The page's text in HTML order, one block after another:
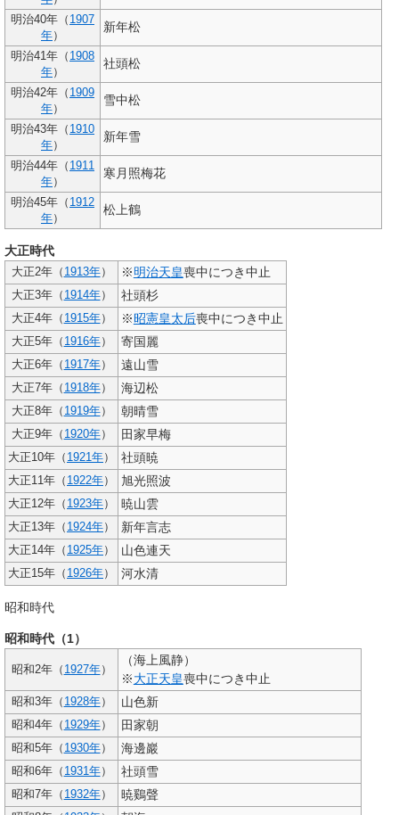
明治40年（ 1907
年）
新年松
明治41年（ 1908
年）
社頭松
明治42年（ 1909
年）
雪中松
明治43年（ 1910
年）
新年雪
明治44年（ 1911
年）
寒月照梅花
明治45年（ 1912
年）
松上鶴
大正時代
大正2年（ 1913年） ※明治天皇喪中につき中止
大正3年（ 1914年） 社頭杉
大正4年（ 1915年） ※昭憲皇太后喪中につき中止
大正5年（ 1916年） 寄国麗
大正6年（ 1917年） 遠山雪
大正7年（ 1918年） 海辺松
大正8年（ 1919年） 朝晴雪
大正9年（ 1920年） 田家早梅
大正10年（ 1921年） 社頭暁
大正11年（ 1922年） 旭光照波
大正12年（ 1923年） 暁山雲
大正13年（ 1924年） 新年言志
大正14年（ 1925年） 山色連天
大正15年（ 1926年） 河水清
昭和時代
昭和時代（1）
昭和2年（ 1927年）
（海上風静）
※大正天皇喪中につき中止
昭和3年（ 1928年） 山色新
昭和4年（ 1929年） 田家朝
昭和5年（ 1930年） 海邊巖
昭和6年（ 1931年） 社頭雪
昭和7年（ 1932年） 暁鷄聲